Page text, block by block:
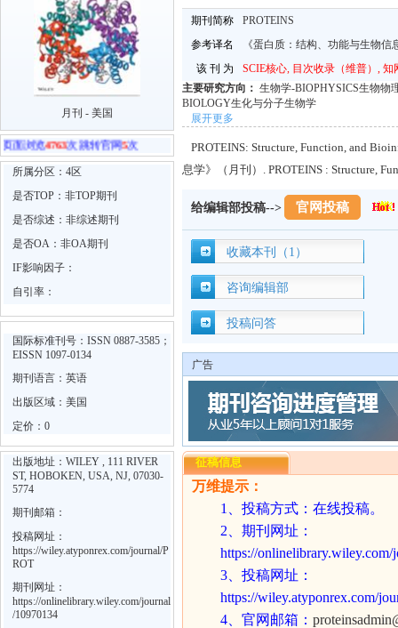
月刊 - 美国
浏览 4763次 跳转官网5次
所属分区：4区
是否TOP：非TOP期刊
是否综述：非综述期刊
是否OA：非OA期刊
IF影响因子：
自引率：
国际标准刊号：ISSN 0887-3585；
EISSN 1097-0134
期刊语言：英语
出版区域：美国
定价：0
出版地址：WILEY , 111 RIVER
ST, HOBOKEN, USA, NJ, 07030-
5774
期刊邮箱：
投稿网址：
https://wiley.atyponrex.com/journal/P
ROT
期刊网址：
https://onlinelibrary.wiley.com/journal
/10970134
期刊简称
PROTEINS
参考译名
《蛋白质：结构、功能与生物信
该 刊 为
SCIE核心, 目次收录（维普）, 知
主要研究方向： 生物学-BIOPHYSICS生物物
BIOLOGY生化与分子生物学
展开更多
PROTEINS: Structure, Function, and
息学》（月刊）. PROTEINS : Structure,
给编辑部投稿--> 官网投稿
收藏本刊（1）
咨询编辑部
投稿问答
广告
征稿信息
万维提示：
1
投稿方式：在线投稿。
2 、期刊网址：
https://onlinelibrary.wiley.com/
3 、投稿网址：
https://wiley.atyponrex.com/
4 、官网邮箱：